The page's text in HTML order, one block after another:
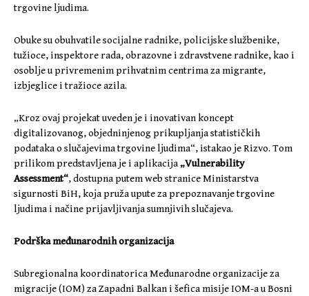
trgovine ljudima.
Obuke su obuhvatile socijalne radnike, policijske službenike,
tužioce, inspektore rada, obrazovne i zdravstvene radnike, kao i
osoblje u privremenim prihvatnim centrima za migrante,
izbjeglice i tražioce azila.
„Kroz ovaj projekat uveden je i inovativan koncept
digitalizovanog, objedninjenog prikupljanja statističkih
podataka o slučajevima trgovine ljudima“, istakao je Rizvo. Tom
prilikom predstavljena je i aplikacija„Vulnerability
Assessment“, dostupna putem web stranice Ministarstva
sigurnosti BiH, koja pruža upute za prepoznavanje trgovine
ljudima i načine prijavljivanja sumnjivih slučajeva.
Podrška međunarodnih organizacija
Subregionalna koordinatorica Međunarodne organizacije za
migracije (IOM) za Zapadni Balkan i šefica misije IOM-a u Bosni